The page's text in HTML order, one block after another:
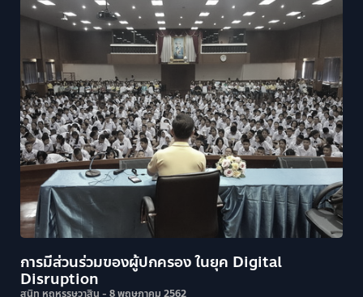
การมีส่วนร่วมของผู้ปกครอง ในยุค Digital
Disruption
สนิท หฤหรรษวาสิน 8 พฤษภาคม 2562